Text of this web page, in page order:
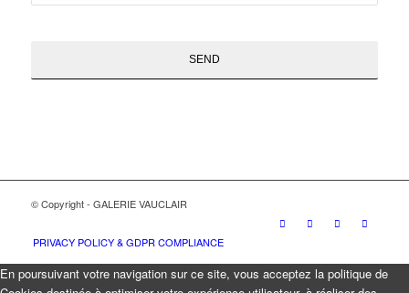
© Copyright - GALERIE VAUCLAIR
PRIVACY POLICY & GDPR COMPLIANCE
En poursuivant votre navigation sur ce site, vous acceptez la politique de